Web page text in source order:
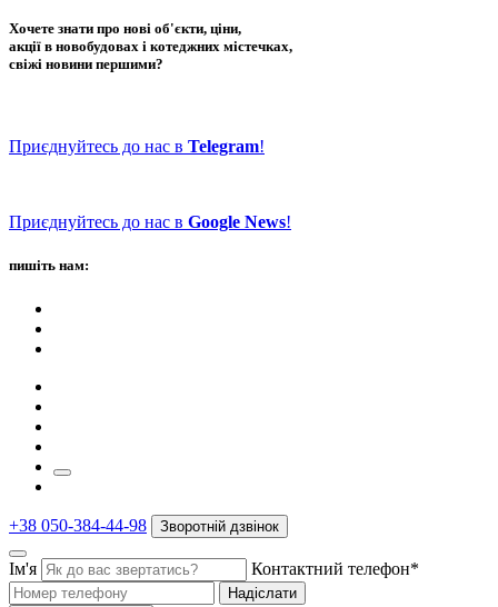
Хочете знати про нові об'єкти, ціни,
акції в новобудовах і котеджних містечках,
свіжі новини першими?
Приєднуйтесь до нас в Telegram!
Приєднуйтесь до нас в Google News!
пишіть нам:
+38 050-384-44-98 Зворотній дзвінок
Ім'я Контактний телефон*
Надіслати